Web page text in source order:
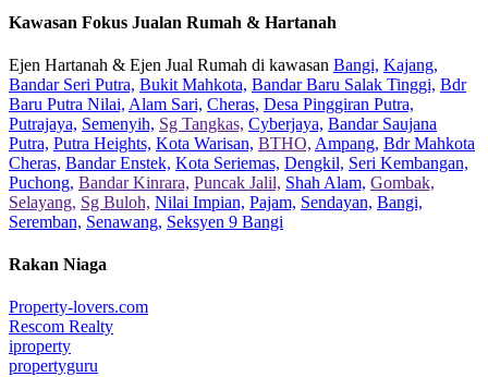
Kawasan Fokus Jualan Rumah & Hartanah
Ejen Hartanah & Ejen Jual Rumah di kawasan Bangi, Kajang,
Bandar Seri Putra, Bukit Mahkota, Bandar Baru Salak Tinggi, Bdr
Baru Putra Nilai, Alam Sari, Cheras, Desa Pinggiran Putra,
Putrajaya, Semenyih, Sg Tangkas, Cyberjaya, Bandar Saujana
Putra, Putra Heights, Kota Warisan, BTHO, Ampang, Bdr Mahkota
Cheras, Bandar Enstek, Kota Seriemas, Dengkil, Seri Kembangan,
Puchong, Bandar Kinrara, Puncak Jalil, Shah Alam, Gombak,
Selayang, Sg Buloh, Nilai Impian, Pajam, Sendayan, Bangi,
Seremban, Senawang, Seksyen 9 Bangi
Rakan Niaga
Property-lovers.com
Rescom Realty
iproperty
propertyguru